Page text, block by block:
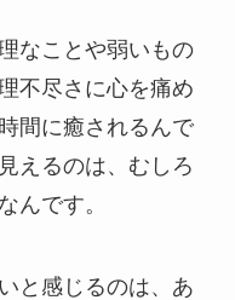
なことや弱いもの
不尽さに心を痛め
間に癒されるんで
えるのは、むしろ
んです。
と感じるのは、あ